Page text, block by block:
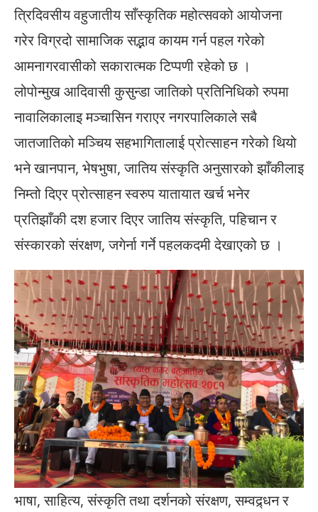
त्रिदिवसीय वहुजातीय साँस्कृतिक महोत्सवको आयोजना
गरेर विग्रदो सामाजिक सद्भाव कायम गर्न पहल गरेको
आमनागरवासीको सकारात्मक टिप्पणी रहेको छ ।
लोपोन्मुख आदिवासी कुसुन्डा जातिको प्रतिनिधिको रुपमा
नावालिकालाइ मञ्चासिन गराएर नगरपालिकाले सबै
जातजातिको मञ्चिय सहभागितालाई प्रोत्साहन गरेको थियो
भने खानपान, भेषभुषा, जातिय संस्कृति अनुसारको झाँकीलाइ
निम्तो दिएर प्रोत्साहन स्वरुप यातायात खर्च भनेर
प्रतिझाँकी दश हजार दिएर जातिय संस्कृति, पहिचान र
संस्कारको संरक्षण, जगेर्ना गर्ने पहलकदमी देखाएको छ ।
भाषा, साहित्य, संस्कृति तथा दर्शनको संरक्षण, सम्वद्र्धन र